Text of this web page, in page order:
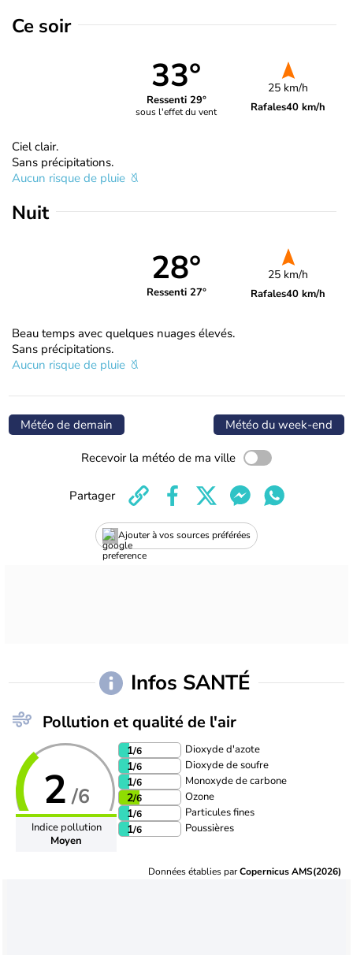
Ce soir
33°
Ressenti 29°
sous l'effet du vent
25 km/h
Rafales40 km/h
Ciel clair.
Sans précipitations.
Aucun risque de pluie
Nuit
28°
Ressenti 27°
25 km/h
Rafales40 km/h
Beau temps avec quelques nuages élevés.
Sans précipitations.
Aucun risque de pluie
Météo de demain Météo du week-end
Recevoir la météo de ma ville
Ajouter à vos sources préférées
Partager
Infos SANTÉ
Pollution et qualité de l'air
2 /6
Indice pollution
Moyen
1/6 Dioxyde d'azote
1/6 Dioxyde de soufre
1/6 Monoxyde de carbone
2/6 Ozone
1/6 Particules fines
1/6 Poussières
Données établies parCopernicus AMS(2026)